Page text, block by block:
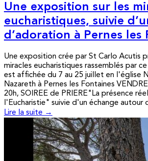
Une exposition sur les
eucharistiques, suivie
d’adoration à Pernes les
Une exposition crée par St Carlo Acutis
miracles eucharistiques rassemblés par
est affichée du 7 au 25 juillet en l'église
Nazareth à Pernes les Fontaines
20h, SOIREE de PRIERE"La présence
l'Eucharistie" suivie d'un échange autour
Lire la suite →